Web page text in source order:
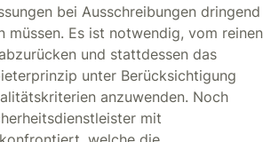
bei Ausschreibungen dringend
müssen. Es ist notwendig, vom reinen
und stattdessen das
unter Berücksichtigung
anzuwenden. Noch
mit